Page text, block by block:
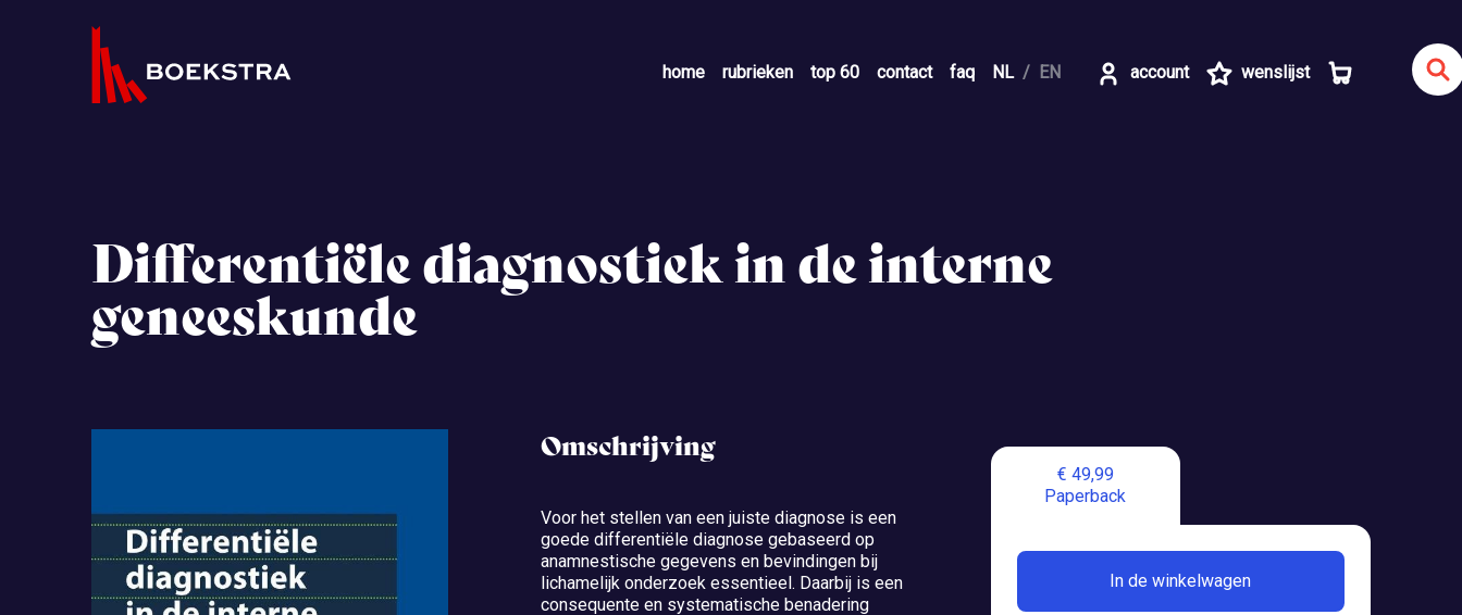
home rubrieken top 60 contact faq NL EN account wenslijst
Differentiële diagnostiek in de interne
geneeskunde
Omschrijving
Voor het stellen van een juiste diagnose is een
goede differentiële diagnose gebaseerd op
anamnestische gegevens en bevindingen bij
lichamelijk onderzoek essentieel. Daarbij is een
consequente en systematische benadering
€ 49,99
Paperback
In de winkelwagen